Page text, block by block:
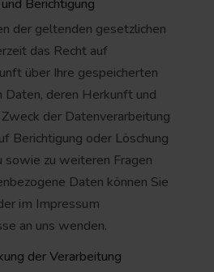
Berichtigung
der geltenden gesetzlichen
das Recht auf
über Ihre gespeicherten
Daten, deren Herkunft und
der Datenverarbeitung
Berichtigung oder Löschung
sowie zu weiteren Fragen
Daten können Sie
im Impressum
an uns wenden.
der Verarbeitung